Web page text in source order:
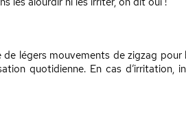
légers mouvements de zigzag pour
quotidienne. En cas d’irritation,